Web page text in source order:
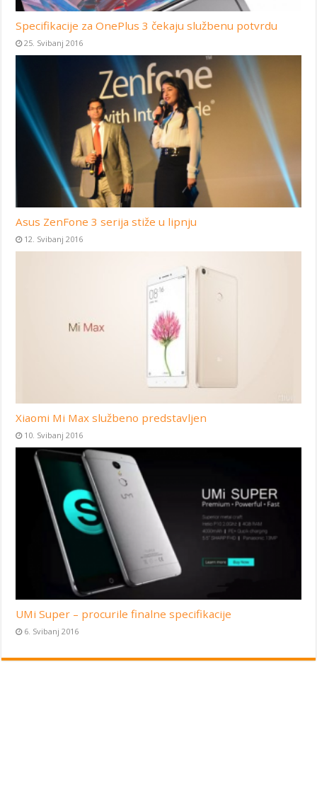
Specifikacije za OnePlus 3 čekaju službenu potvrdu
25. Svibanj 2016
Asus ZenFone 3 serija stiže u lipnju
12. Svibanj 2016
Xiaomi Mi Max službeno predstavljen
10. Svibanj 2016
UMi Super – procurile finalne specifikacije
6. Svibanj 2016